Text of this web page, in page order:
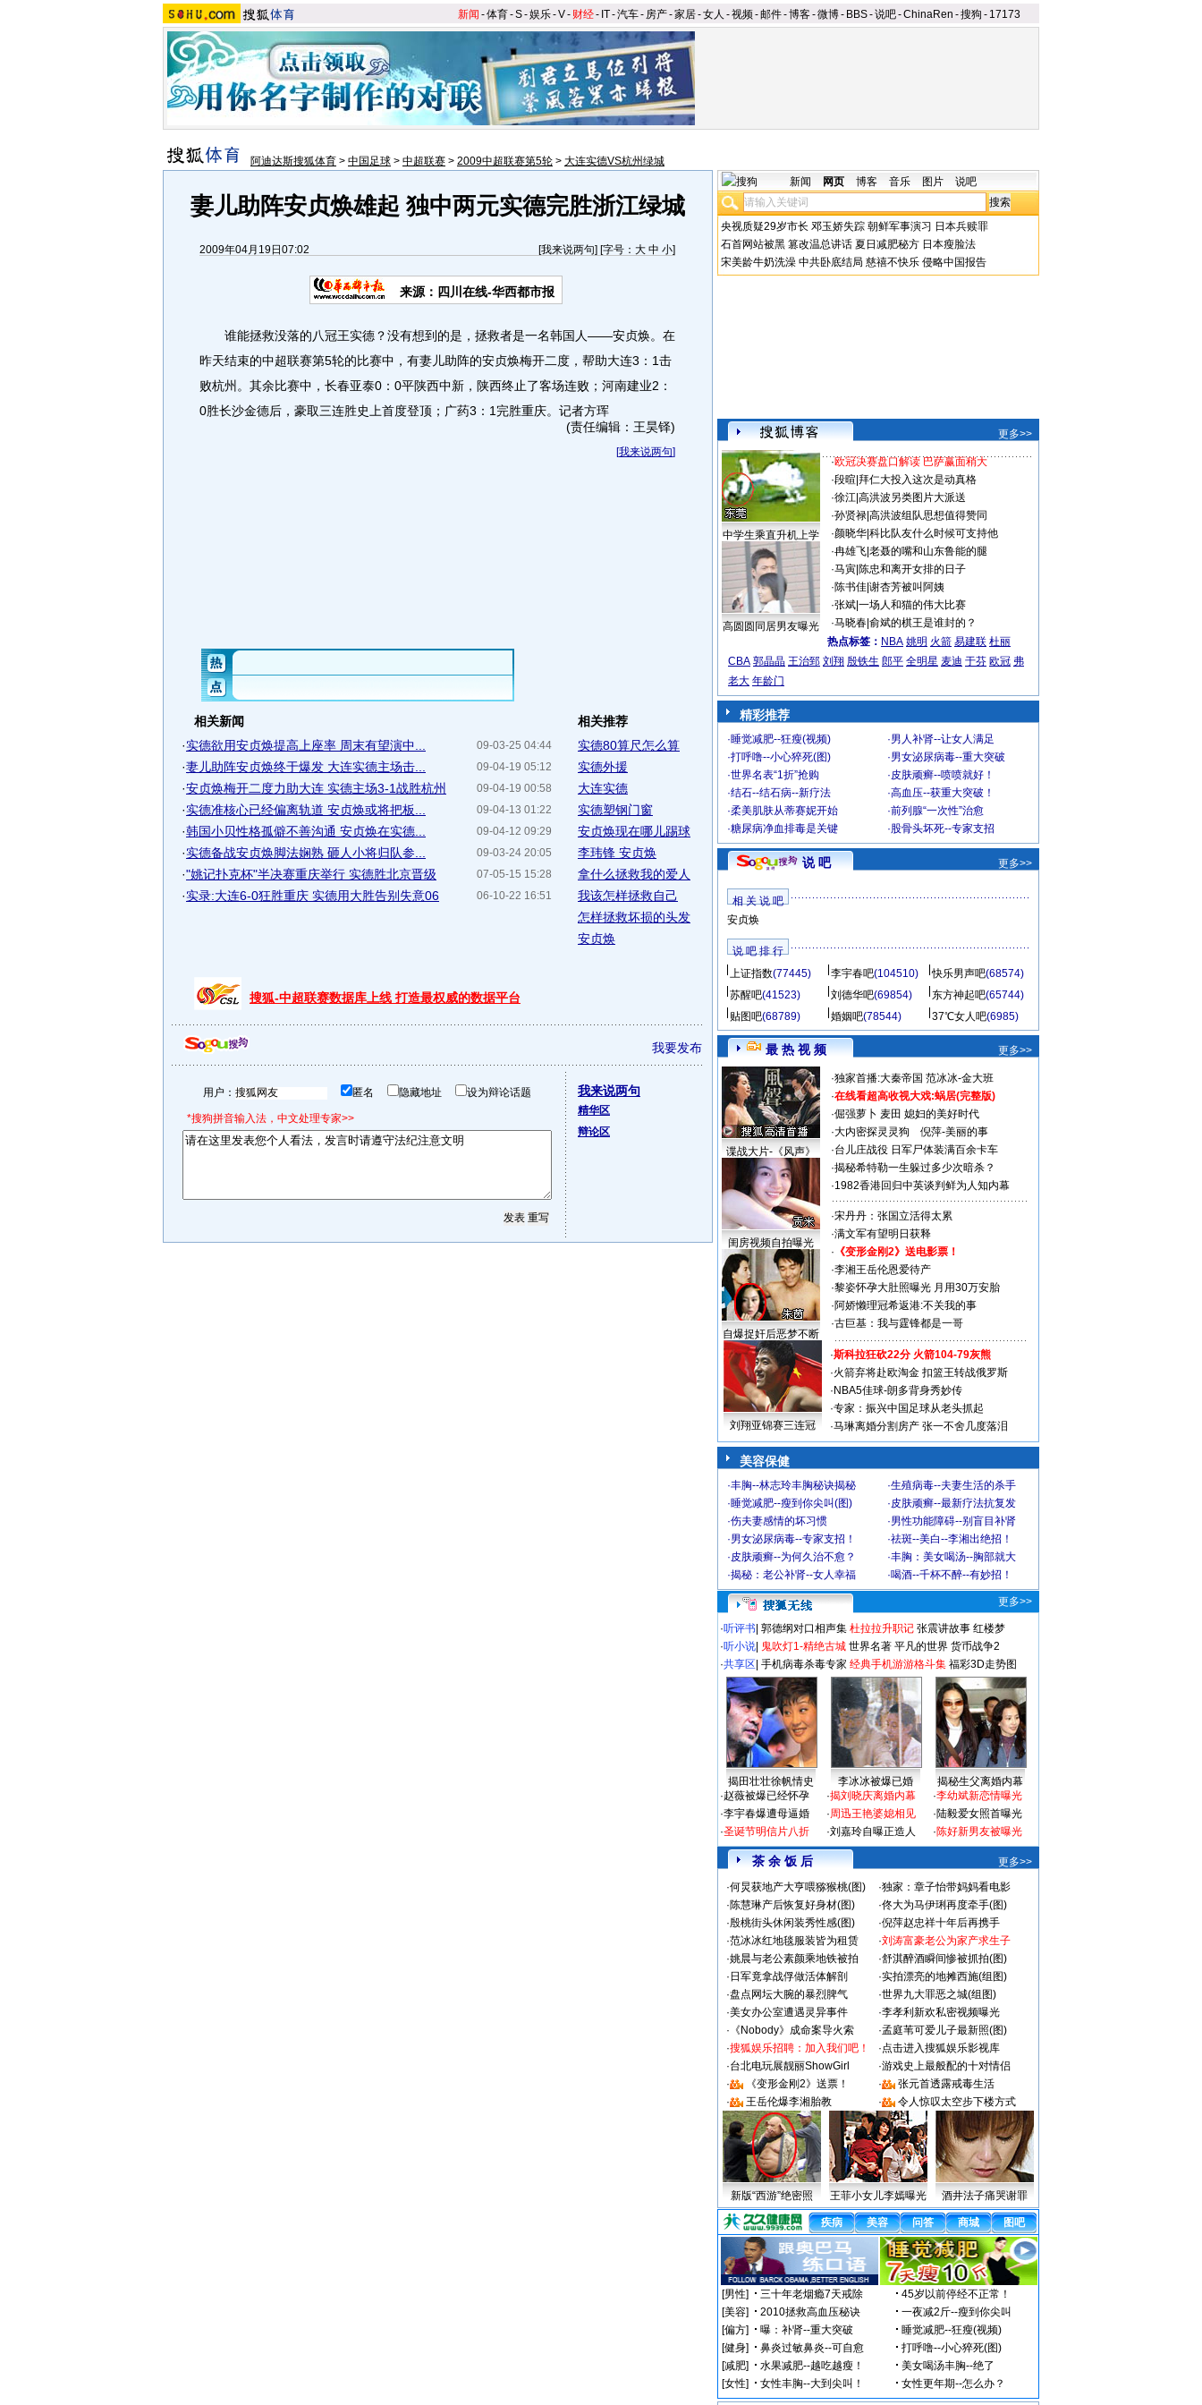
新闻 -体育-S-娱乐-V- 财经- IT-汽车- 房产-家居-女人 -视频-邮件-博客-微博- BBS-说吧-ChinaRen -搜狗 - 17173
阿迪达斯搜狐体育 > 中国足球 > 中超联赛 > 2009中超联赛第5轮 > 大连实德VS杭州绿城
妻儿助阵安贞焕雄起 独中两元实德完胜浙江绿城
2009年04月19日07:02 [我来说两句] [字号： 大 中 小]
来源： 四川在线-华西都市报
谁能拯救没落的八冠王实德？没有想到的是，拯救者是一名韩国人——安贞焕。在
昨天结束的中超联赛第5轮的比赛中，有妻儿助阵的安贞焕梅开二度，帮助大连3：1击
败杭州。其余比赛中，长春亚泰0：0平陕西中新，陕西终止了客场连败；河南建业2：
0胜长沙金德后，豪取三连胜史上首度登顶；广药3：1完胜重庆。 记者方珲
(责任编辑：王昊铎)
[我来说两句]
相关新闻
09-03-25 04:44
·实德欲用安贞焕提高上座率 周末有望演中...
09-04-19 05:12
·妻儿助阵安贞焕终于爆发 大连实德主场击...
09-04-19 00:58
·安贞焕梅开二度力助大连 实德主场3-1战胜杭州
09-04-13 01:22
·实德准核心已经偏离轨道 安贞焕或将把板...
09-04-12 09:29
·韩国小贝性格孤僻不善沟通 安贞焕在实德...
09-03-24 20:05
·实德备战安贞焕脚法娴熟 砸人小将归队参...
07-05-15 15:28
·"姚记扑克杯"半决赛重庆举行 实德胜北京晋级
06-10-22 16:51
·实录:大连6-0狂胜重庆 实德用大胜告别失意06
相关推荐
实德80算尺怎么算
实德外援
大连实德
实德塑钢门窗
安贞焕现在哪儿踢球
李玮锋 安贞焕
拿什么拯救我的爱人
我该怎样拯救自己
怎样拯救坏损的头发
安贞焕
搜狐-中超联赛数据库上线 打造最权威的数据平台
我要发布
用户： 匿名 隐藏地址 设为辩论话题
*搜狗拼音输入法，中文处理专家>>
我来说两句
精华区
辩论区
新闻 网页 博客 音乐 图片 说吧
央视质疑29岁市长 邓玉娇失踪 朝鲜军事演习 日本兵赎罪
石首网站被黑 篡改温总讲话 夏日减肥秘方 日本瘦脸法
宋美龄牛奶洗澡 中共卧底结局 慈禧不快乐 侵略中国报告
更多>>
中学生乘直升机上学
高圆圆同居男友曝光
·欧冠决赛盘口解读 巴萨赢面稍大
·段暄 拜仁大投入这次是动真格
·徐江| 高洪波另类图片大派送
·孙贤禄| 高洪波组队思想值得赞同
·颜晓华| 科比队友什么时候可支持他
·冉雄飞| 老聂的嘴和山东鲁能的腿
·马寅| 陈忠和离开女排的日子
·陈书佳| 谢杏芳被叫阿姨
·张斌| 一场人和猫的伟大比赛
·马晓春| 俞斌的棋王是谁封的？
热点标签： NBA 姚明 火箭 易建联 杜丽
CBA 郭晶晶 王治郅 刘翔 殷铁生 郎平 全明星 麦迪 于芬 欧冠 弗
老大 年龄门
精彩推荐
·睡觉减肥--狂瘦(视频) ·男人补肾--让女人满足
·打呼噜--小心猝死(图) ·男女泌尿病毒--重大突破
·世界名表“1折”抢购 ·皮肤顽癣--喷喷就好！
·结石--结石病--新疗法 ·高血压--获重大突破！
·柔美肌肤从蒂赛妮开始 ·前列腺“一次性”治愈
·糖尿病净血排毒是关键 ·股骨头坏死--专家支招
说 吧 更多>>
相 关 说 吧
安贞焕
说 吧 排 行
上证指数(77445) 李宇春吧(104510) 快乐男声吧(68574)
苏醒吧(41523) 刘德华吧(69854) 东方神起吧(65744)
贴图吧(68789) 婚姻吧(78544) 37℃女人吧(6985)
最 热 视 频 更多>>
谍战大片-《风声》
闺房视频自拍曝光
自爆捉奸后恶梦不断
·独家首播:大秦帝国 范冰冰-金大班
·在线看超高收视大戏:蜗居(完整版)
·倔强萝卜 麦田 媳妇的美好时代
·大内密探灵灵狗
倪萍-美丽的事
·台儿庄战役 日军尸体装满百余卡车
·揭秘希特勒一生躲过多少次暗杀？
·1982香港回归中英谈判鲜为人知内幕
·宋丹丹：张国立活得太累
·满文军有望明日获释
· 《变形金刚2》送电影票！
·李湘王岳伦恩爱待产
·黎姿怀孕大肚照曝光 月用30万安胎
·阿娇懒理冠希返港:不关我的事
·古巨基：我与霆锋都是一哥
刘翔亚锦赛三连冠
·斯科拉狂砍22分 火箭104-79灰熊
·火箭弃将赴欧淘金 扣篮王转战俄罗斯
· NBA5佳球-朗多背身秀妙传
·专家：振兴中国足球从老头抓起
·马琳离婚分割房产 张一不舍几度落泪
美容保健
·丰胸--林志玲丰胸秘诀揭秘 ·生殖病毒--夫妻生活的杀手
·睡觉减肥--瘦到你尖叫(图) ·皮肤顽癣--最新疗法抗复发
·伤夫妻感情的坏习惯 ·男性功能障碍--别盲目补肾
·男女泌尿病毒--专家支招！ ·祛斑--美白--李湘出绝招！
·皮肤顽癣--为何久治不愈？ ·丰胸：美女喝汤--胸部就大
·揭秘：老公补肾--女人幸福 ·喝酒--千杯不醉--有妙招！
更多>>
·听评书 郭德纲对口相声集 杜拉拉升职记 张震讲故事 红楼梦
·听小说 鬼吹灯1-精绝古城 世界名著 平凡的世界 货币战争2
·共享区 手机病毒杀毒专家 经典手机游游格斗集 福彩3D走势图
揭田壮壮徐帆情史 李冰冰被爆已婚
揭秘生父离婚内幕
·赵薇被爆已经怀孕
·李宇春爆遭母逼婚
·圣诞节明信片八折
·揭刘晓庆离婚内幕
·周迅王艳婆媳相见
·刘嘉玲自曝正造人
·李幼斌新恋情曝光
·陆毅爱女照首曝光
·陈好新男友被曝光
茶 余 饭 后
更多>>
·何炅获地产大亨喂猕猴桃(图) ·独家：章子怡带妈妈看电影
·陈慧琳产后恢复好身材(图) ·佟大为马伊琍再度牵手(图)
·殷桃街头休闲装秀性感(图) ·倪萍赵忠祥十年后再携手
·范冰冰红地毯服装皆为租赁 ·刘涛富豪老公为家产求生子
·姚晨与老公素颜乘地铁被拍 ·舒淇醉酒瞬间惨被抓拍(图)
· 日军竟拿战俘做活体解剖 ·实拍漂亮的地摊西施(组图)
·盘点网坛大腕的暴烈脾气 ·世界九大罪恶之城(组图)
·美女办公室遭遇灵异事件 ·李孝利新欢私密视频曝光
· 《Nobody》成命案导火索 ·孟庭苇可爱儿子最新照(图)
·搜狐娱乐招聘：加入我们吧！ ·点击进入搜狐娱乐影视库
·台北电玩展靓丽ShowGirl ·游戏史上最般配的十对情侣
·
《变形金刚2》送票！ ·
张元首透露戒毒生活
·
王岳伦爆李湘胎教 · 令人惊叹太空步下楼方式
新版“西游”绝密照 王菲小女儿李嫣曝光 酒井法子痛哭谢罪